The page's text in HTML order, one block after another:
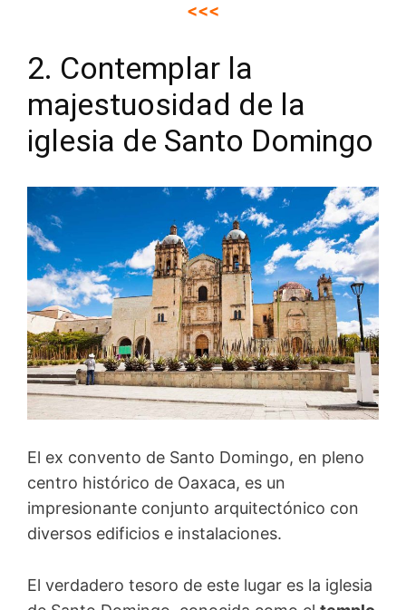
<<<
2. Contemplar la
majestuosidad de la
iglesia de Santo Domingo
El ex convento de Santo Domingo, en pleno
centro histórico de Oaxaca, es un
impresionante conjunto arquitectónico con
diversos edificios e instalaciones.
El verdadero tesoro de este lugar es la iglesia